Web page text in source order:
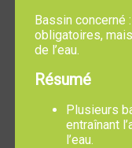
MAISONS AGES &
Bassin concerné
obligatoires, mais
de l’eau.
Résumé
Plusieurs
entraînant
l’eau.